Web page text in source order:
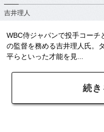
吉井理人
WBC侍ジャパンで投手コーチ
の監督を務める吉井理人氏。
平らといった才能を見...
続